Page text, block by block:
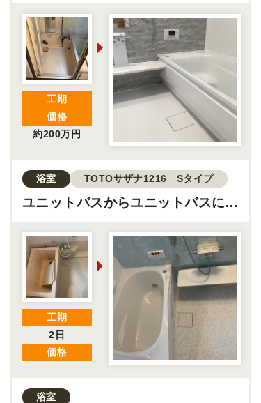
ム！お風呂のサイズアップリフォー
ム工事
工期
価格
約200万円
浴室 TOTOサザナ1216 Sタイプ
ユニットバスからユニットバスに交
換
工期
2日
価格
浴室